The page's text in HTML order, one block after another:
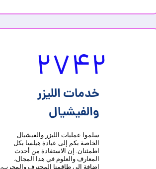
خدمات الليزر
والفیشیال
سلموا عمليات الليزر والفیشیال
الخاصة بكم إلى عيادة هيلسا بكل
اطمئنان. إن الاستفادة من أحدث
المعارف والعلوم في هذا المجال،
إضافة إلى طاقمنا المحترف والمجرب،
2742